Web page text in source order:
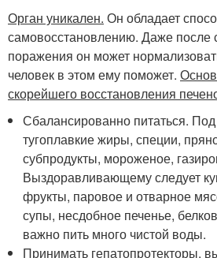
Орган уникален. Он обладает
самовосстановлению. Даже после
поражения он может
человек в этом ему поможет.
скорейшего восстановления
Сбалансированно питаться.
тугоплавкие жиры, специи,
субпродукты, мороженое,
Выздоравливающему следует
фрукты, паровое и отварное
супы, несдобное печенье,
важно пить много чистой воды.
Принимать гепатопротекторы,